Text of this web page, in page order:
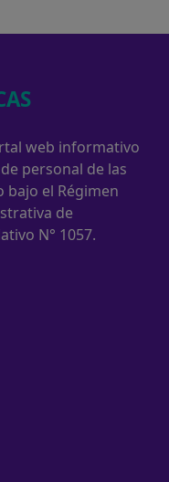
web informativo
personal de las
bajo el Régimen
de
N° 1057.